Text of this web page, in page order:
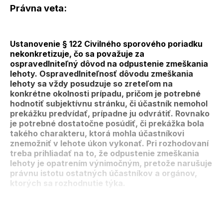
Právna veta:
Ustanovenie § 122 Civilného sporového poriadku
nekonkretizuje, čo sa považuje za
ospravedlniteľný dôvod na odpustenie zmeškania
lehoty. Ospravedlniteľnosť dôvodu zmeškania
lehoty sa vždy posudzuje so zreteľom na
konkrétne okolnosti prípadu, pričom je potrebné
hodnotiť subjektívnu stránku, či účastník nemohol
prekážku predvídať, prípadne ju odvrátiť. Rovnako
je potrebné dostatočne posúdiť, či prekážka bola
takého charakteru, ktorá mohla účastníkovi
znemožniť v lehote úkon vykonať. Pri rozhodovaní
treba prihliadať na to, že odpustenie zmeškania
lehoty je opatrením výnimočným, pretože narušuje
právnu istotu ostatných účastníkov a orgánov,
ktorých sa rozhodnutie týka.